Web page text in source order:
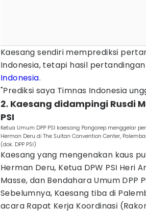
Kaesang sendiri memprediksi
Indonesia, tetapi hasil
Indonesia.
"Prediksi saya Timnas Indonesia
2. Kaesang didampingi Rusdi
PSI
Ketua Umum DPP PSI kaesang Pangarep menggelar
Herman Deru di The Sultan Convention Center,
(dok. DPP PSI)
Kaesang yang mengenakan kaus
Herman Deru, Ketua DPW PSI Heri
Masse, dan Bendahara Umum DPP
Sebelumnya, Kaesang tiba di
acara Rapat Kerja Koordinasi